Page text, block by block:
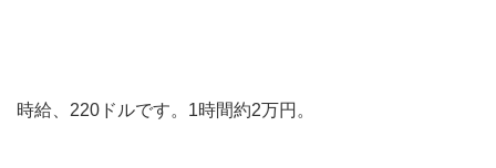
時給、220ドルです。1時間約2万円。